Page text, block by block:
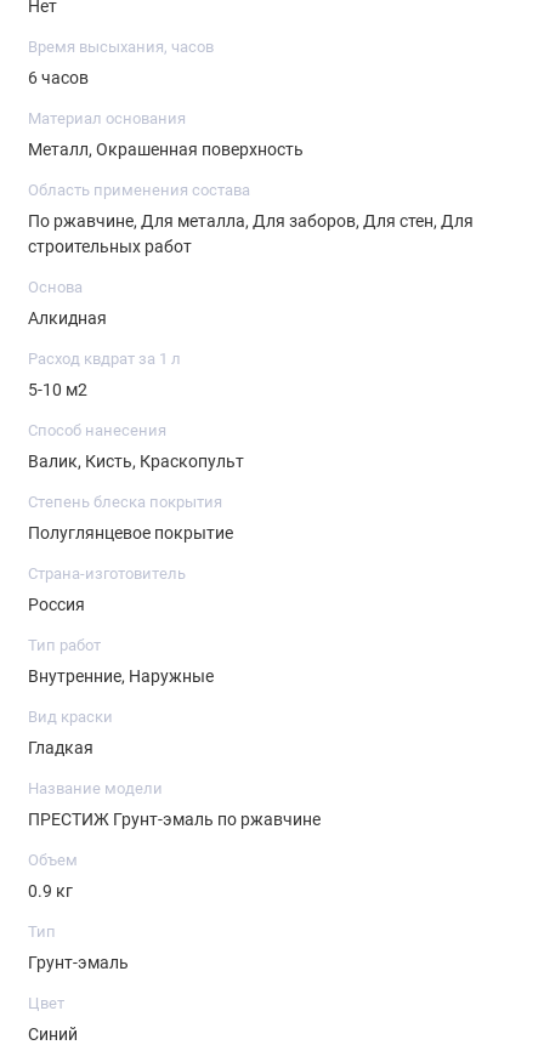
Нет
Время высыхания, часов
6 часов
Материал основания
Металл, Окрашенная поверхность
Область применения состава
По ржавчине, Для металла, Для заборов, Для стен, Для
строительных работ
Основа
Алкидная
Расход квдрат за 1 л
5-10 м2
Способ нанесения
Валик, Кисть, Краскопульт
Степень блеска покрытия
Полуглянцевое покрытие
Страна-изготовитель
Россия
Тип работ
Внутренние, Наружные
Вид краски
Гладкая
Название модели
ПРЕСТИЖ Грунт-эмаль по ржавчине
Объем
0.9 кг
Тип
Грунт-эмаль
Цвет
Синий